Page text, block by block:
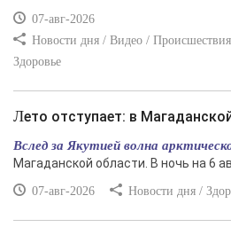
07-авг-2026
Новости дня / Видео /
Здоровье
Лето отступает: в
Вслед за Якутией волна
Магаданской области. В ночь на 6
07-авг-2026 Новости дня /